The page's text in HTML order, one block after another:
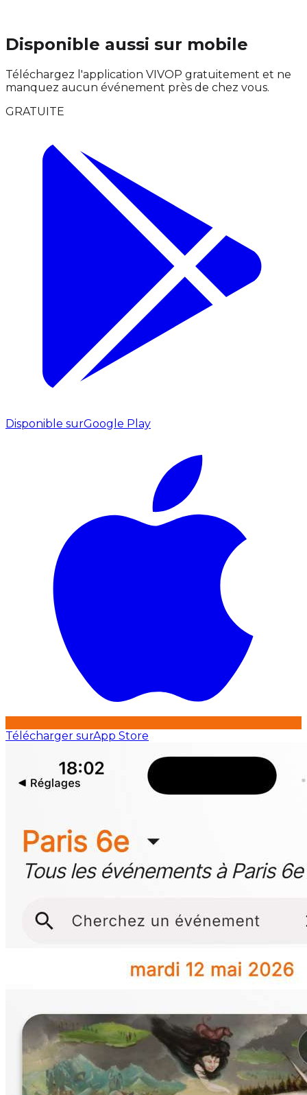
Disponible aussi sur mobile
Téléchargez l'application VIVOP gratuitement et ne
manquez aucun événement près de chez vous.
GRATUITE
Disponible surGoogle Play
Télécharger surApp Store